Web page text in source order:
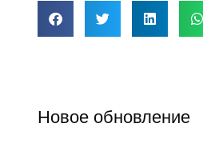
Новое обновление